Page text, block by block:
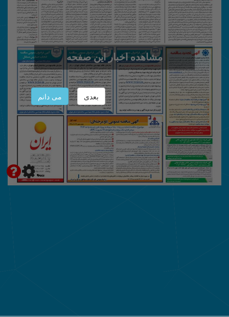
مشاهده اخبار این صفحه
بعدی می دانم